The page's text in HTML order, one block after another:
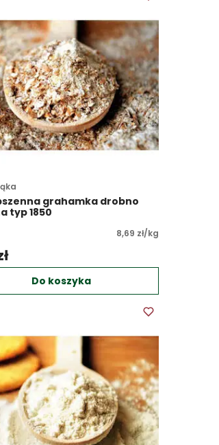
grahamka drobno
typ 1850
8,69 zł/kg
Do koszyka